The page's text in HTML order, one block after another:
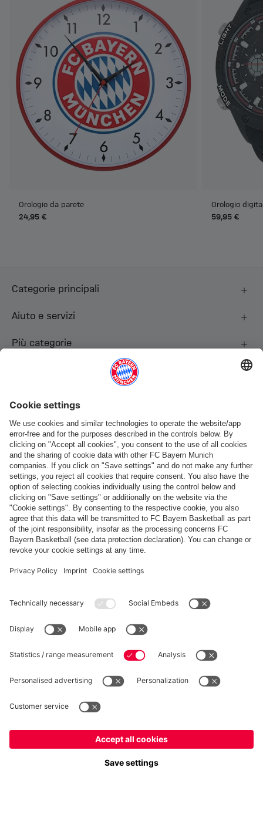
Orologio da parete
24,95 €
Orologio
59,95 €
Categorie principali
Aiuto e servizi
Più categorie
Pagamento e consegna
FC Bayern Store App
RECESSO
Privacy
Impostazioni dei cookie
*Prezzi IVA inclusa e spese di spedizione escluse
© FC Bayern München AG
FC Bayern München AG, Säbener Str. 51-57, 81547 Monaco
Italianoper consegnare lì!
Globaleper consegnare lì!